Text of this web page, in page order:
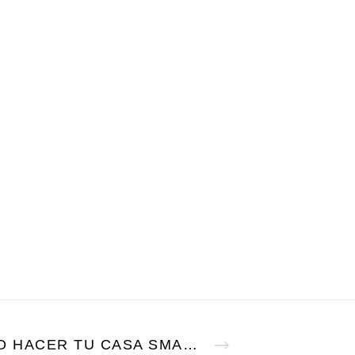
CÓMO HACER TU CASA SMART HOME